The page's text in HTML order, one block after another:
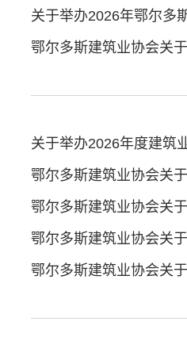
关于举办2026年度建筑
鄂尔多斯建筑业协会关